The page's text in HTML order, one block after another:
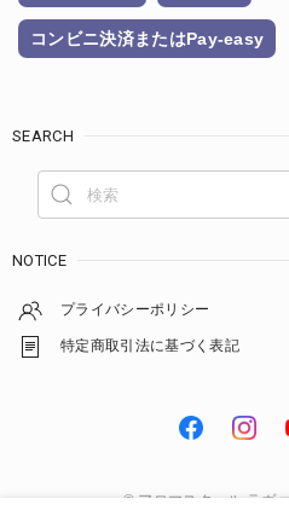
コンビニ決済またはPay-easy
SEARCH
NOTICE
プライバシーポリシー
特定商取引法に基づく表記
© アロマスクール ラヴ